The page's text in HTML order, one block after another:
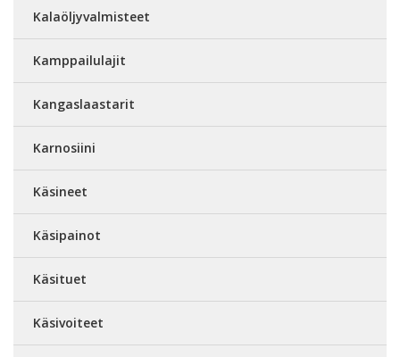
Kalaöljyvalmisteet
Kamppailulajit
Kangaslaastarit
Karnosiini
Käsineet
Käsipainot
Käsituet
Käsivoiteet